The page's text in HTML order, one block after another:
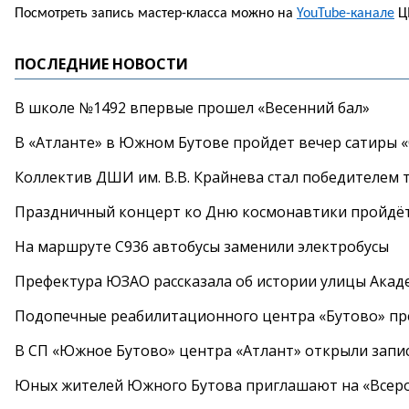
Посмотреть запись мастер-класса можно на YouTube-канале
ПОСЛЕДНИЕ НОВОСТИ
В школе №1492 впервые прошел «Весенний бал»
В «Атланте» в Южном Бутове пройдет вечер сатиры
Коллектив ДШИ им. В.В. Крайнева стал победителем
Праздничный концерт ко Дню космонавтики
На маршруте С936 автобусы заменили электробусы
Префектура ЮЗАО рассказала об истории улицы
Подопечные реабилитационного центра «Бутово»
В СП «Южное Бутово» центра «Атлант» открыли
Юных жителей Южного Бутова приглашают на